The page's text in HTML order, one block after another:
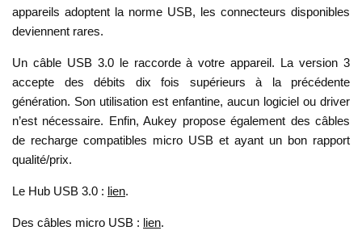
appareils adoptent la norme USB, les connecteurs disponibles
deviennent rares.
Un câble USB 3.0 le raccorde à votre appareil. La version 3
accepte des débits dix fois supérieurs à la précédente
génération. Son utilisation est enfantine, aucun logiciel ou driver
n’est nécessaire. Enfin, Aukey propose également des câbles
de recharge compatibles micro USB et ayant un bon rapport
qualité/prix.
Le Hub USB 3.0 : lien.
Des câbles micro USB : lien.